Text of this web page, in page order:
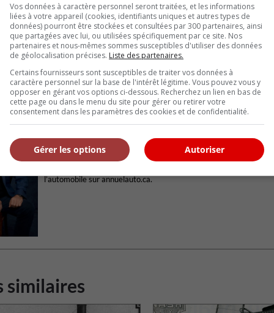
À propos de l'auteur
publie depuis 2001. Il a animé les émissions RPM et RPM+ sur V
Légendes de la route sur Historia. À la radio depuis 1986, il
Ça tient la route sur le réseau8 Cogeco et participe à l’émission
l’automobile sur annuelauto.ca.
similaires
Vos données à caractère personnel seront traitées, et les informations
liées à votre appareil (cookies, identifiants uniques et autres types de
données) pourront être stockées et consultées par 300 partenaires, ainsi
que partagées avec lui, ou utilisées spécifiquement par ce site. Nos
partenaires et nous-mêmes sommes susceptibles d'utiliser des données
de géolocalisation précises. Liste des partenaires.
Certains fournisseurs sont susceptibles de traiter vos données à
caractère personnel sur la base de l'intérêt légitime. Vous pouvez vous y
opposer en gérant vos options ci-dessous. Recherchez un lien en bas de
cette page ou dans le menu du site pour gérer ou retirer votre
consentement dans les paramètres des cookies et de confidentialité.
Autoriser
Gérer les options